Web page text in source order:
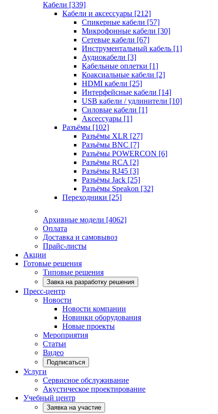
Кабели [339]
Кабели и аксессуары [212]
Спикерные кабели [57]
Микрофонные кабели [30]
Сетевые кабели [67]
Инструментальный кабель [1]
Аудиокабели [3]
Кабельные оплетки [1]
Коаксиальные кабели [2]
HDMI кабели [25]
Интерфейсные кабели [14]
USB кабели / удлинители [10]
Силовые кабели [1]
Аксессуары [1]
Разъёмы [102]
Разъёмы XLR [27]
Разъёмы BNC [7]
Разъёмы POWERCON [6]
Разъёмы RCA [2]
Разъёмы RJ45 [3]
Разъёмы Jack [25]
Разъёмы Speakon [32]
Переходники [25]
Архивные модели [4062]
Оплата
Доставка и самовывоз
Прайс-листы
Акции
Готовые решения
Типовые решения
Завка на разработку решения
Пресс-центр
Новости
Новости компании
Новинки оборудования
Новые проекты
Мероприятия
Статьи
Видео
Подписаться
Услуги
Сервисное обслуживание
Акустическое проектирование
Учебный центр
Заявка на участие